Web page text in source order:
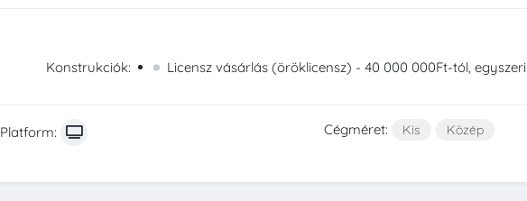
Konstrukciók: Licensz vásárlás (öröklicensz) - 40 000 000Ft-tól, egyszeri
Platform: Cégméret: Kis Közép